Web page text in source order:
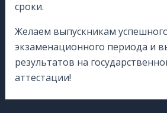
сроки.
Желаем выпускникам
экзаменационного периода и
результатов на
аттестации!